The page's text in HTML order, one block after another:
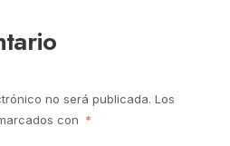
no será publicada. Los
con *